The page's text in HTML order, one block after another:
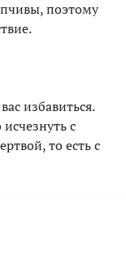
поэтому
избавиться.
с
то есть с